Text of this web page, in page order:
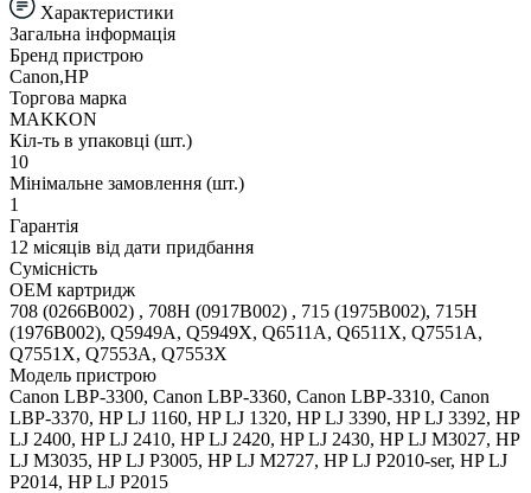
Характеристики
Загальна інформація
Бренд пристрою
Canon,HP
Торгова марка
MAKKON
Кіл-ть в упаковці (шт.)
10
Мінімальне замовлення (шт.)
1
Гарантія
12 місяців від дати придбання
Сумісність
ОЕМ картридж
708 (0266B002) , 708H (0917B002) , 715 (1975B002), 715H
(1976B002), Q5949A, Q5949X, Q6511A, Q6511X, Q7551A,
Q7551X, Q7553A, Q7553X
Модель пристрою
Canon LBP-3300, Canon LBP-3360, Canon LBP-3310, Canon
LBP-3370, HP LJ 1160, HP LJ 1320, HP LJ 3390, HP LJ 3392, HP
LJ 2400, HP LJ 2410, HP LJ 2420, HP LJ 2430, HP LJ M3027, HP
LJ M3035, HP LJ P3005, HP LJ M2727, HP LJ P2010-ser, HP LJ
P2014, HP LJ P2015